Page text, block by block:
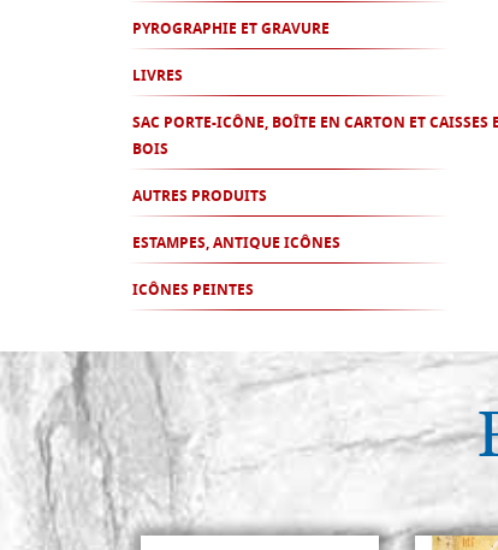
PYROGRAPHIE ET GRAVURE
LIVRES
SAC PORTE-ICÔNE, BOÎTE EN CARTON ET CAISSES
BOIS
AUTRES PRODUITS
ESTAMPES, ANTIQUE ICÔNES
ICÔNES PEINTES